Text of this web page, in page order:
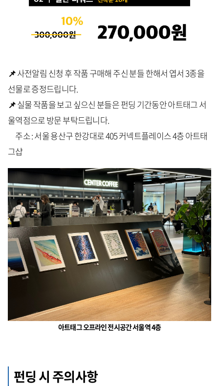
📌사전알림 신청 후 작품 구매해 주신 분들 한해서 엽서 3종을
선물로 증정드립니다.
📌실물 작품을 보고 싶으신 분들은 펀딩 기간동안 아트태그 서
울역점으로 방문 부탁드립니다.
주소 : 서울 용산구 한강대로 405 커넥트플레이스 4층 아트태
그샵
아트태그 오프라인 전시공간 서울역 4층
펀딩 시 주의사항